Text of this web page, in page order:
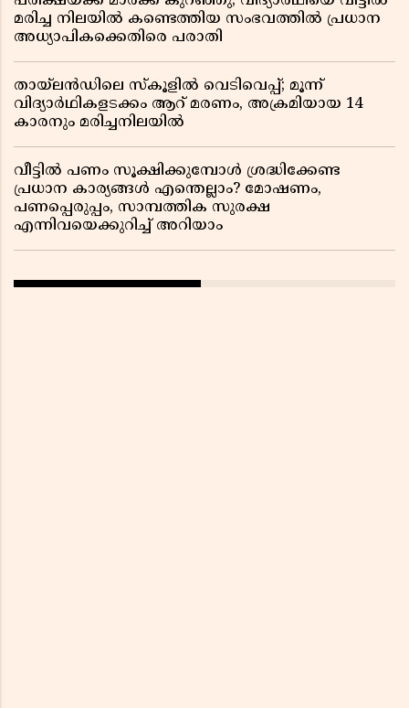
മരിച്ച നിലയിൽ കണ്ടെത്തിയ സംഭവത്തിൽ പ്രധാന
അധ്യാപികക്കെതിരെ പരാതി
തായ്‌ലൻഡിലെ സ്‌കൂളിൽ വെടിവെപ്പ്; മൂന്ന്
വിദ്യാർഥികളടക്കം ആറ് മരണം, അക്രമിയായ 14
കാരനും മരിച്ചനിലയിൽ
വീട്ടിൽ പണം സൂക്ഷിക്കുമ്പോൾ ശ്രദ്ധിക്കേണ്ട
പ്രധാന കാര്യങ്ങൾ എന്തെല്ലാം? മോഷണം,
പണപ്പെരുപ്പം, സാമ്പത്തിക സുരക്ഷ
എന്നിവയെക്കുറിച്ച് അറിയാം